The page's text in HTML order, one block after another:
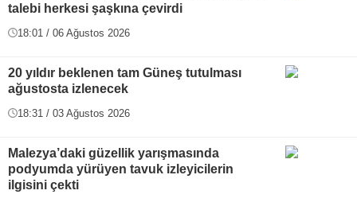
talebi herkesi şaşkına çevirdi
18:01 / 06 Ağustos 2026
20 yıldır beklenen tam Güneş tutulması
ağustosta izlenecek
18:31 / 03 Ağustos 2026
Malezya’daki güzellik yarışmasında
podyumda yürüyen tavuk izleyicilerin
ilgisini çekti